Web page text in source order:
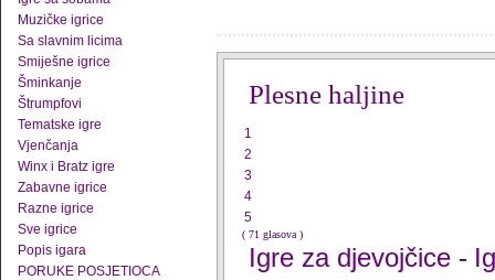
Muzičke igrice
Sa slavnim licima
Smiješne igrice
Šminkanje
Štrumpfovi
Tematske igre
Vjenčanja
Winx i Bratz igre
Zabavne igrice
Razne igrice
Sve igrice
Popis igara
PORUKE POSJETIOCA
Plesne haljine
1
2
3
4
5
( 71 glasova )
Igre za djevojčice -